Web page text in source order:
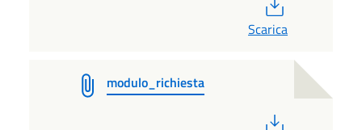
Scarica
modulo_richiesta